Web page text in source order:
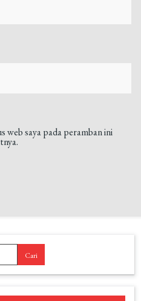
web saya pada peramban ini
Cari